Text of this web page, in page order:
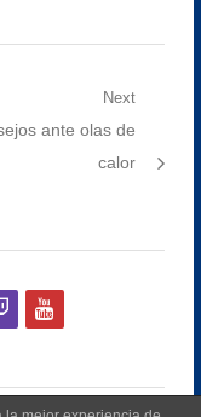
Next
ante olas de
calor
twitchyoutube